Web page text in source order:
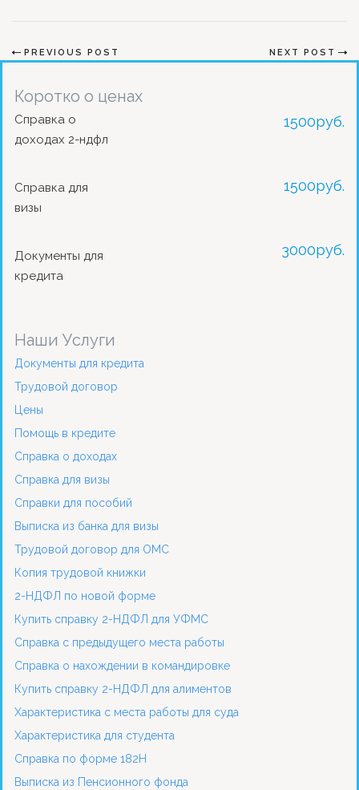
PREVIOUS POST NEXT POST
Коротко о ценах
Справка о
доходах 2-ндфл
Справка для
визы
Документы для
кредита
1500руб.
1500руб.
3000руб.
Наши Услуги
Документы для кредита
Трудовой договор
Цены
Помощь в кредите
Справка о доходах
Справка для визы
Справки для пособий
Выписка из банка для визы
Трудовой договор для ОМС
Копия трудовой книжки
2-НДФЛ по новой форме
Купить справку 2-НДФЛ для УФМС
Справка с предыдущего места работы
Справка о нахождении в командировке
Купить справку 2-НДФЛ для алиментов
Характеристика с места работы для суда
Характеристика для студента
Справка по форме 182Н
Выписка из Пенсионного фонда